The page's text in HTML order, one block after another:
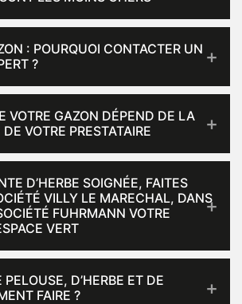
: POURQUOI CONTACTER UN
?
VOTRE GAZON DÉPEND DE LA
VOTRE PRESTATAIRE
D’HERBE SOIGNÉE, FAITES
VILLY LE MARECHAL, DANS
FUHRMANN VOTRE
VERT
D’HERBE ET DE
FAIRE ?